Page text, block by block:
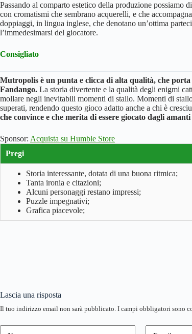
Passando al comparto estetico della produzione
con cromatismi che sembrano acquerelli, e che
doppiaggi, in lingua inglese, che denotano un’ottima
l’immedesimarsi del giocatore.
Consigliato
Mutropolis è un punta e clicca di alta qualità, che
Fandango. La storia divertente e la qualità degli enigmi
mollare negli inevitabili momenti di stallo. Momenti di
superati, rendendo questo gioco adatto anche a chi è
che convince e che merita di essere giocato dagli
Sponsor: Acquista su Humble Store
Pregi
Storia interessante, dotata di una buona ritmica;
Tanta ironia e citazioni;
Alcuni personaggi restano impressi;
Puzzle impegnativi;
Grafica piacevole;
Lascia una risposta
Il tuo indirizzo email non sarà pubblicato. I campi obbligatori sono